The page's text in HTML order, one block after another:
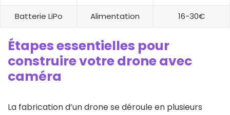
Batterie LiPo Alimentation 16-30€
Étapes essentielles pour
construire votre drone avec
caméra
La fabrication d’un drone se déroule en plusieurs